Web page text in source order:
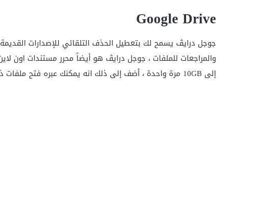
Google Drive
جوجل درايڤ يسمح لك بتعطيل الحذف التلقائي للإصدارات
والمراجعات للملفات ، جوجل درايڤ هو أيضاً محرر مستندات
إلى 10GB مرة واحدة ، أضف إلى ذلك انه يمكنك عبره فتح ملفات ذات صيغة فريدة وقوية مثل PSD و AutoCad .